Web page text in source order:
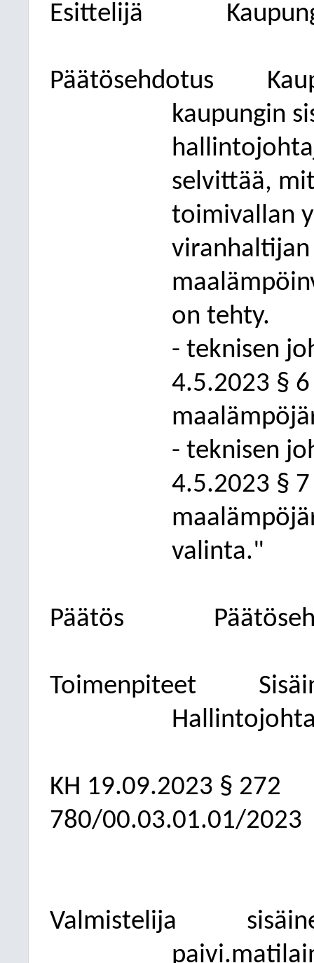
Esittelijä
Päätösehdotus
kaupungin
selvittää,
toimivallan
viranhaltijan
on tehty.
- teknisen
4.5.2023 §
- teknisen
4.5.2023 §
valinta."
Päätös
Toimenpiteet
KH 19.09.2023 § 272
780/00.03.01.01/2023
Valmistelija